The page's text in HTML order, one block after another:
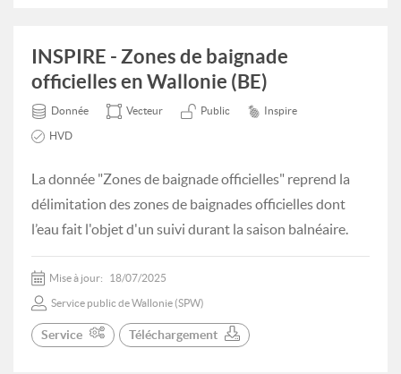
INSPIRE - Zones de baignade
officielles en Wallonie (BE)
Donnée Vecteur Public Inspire
HVD
La donnée "Zones de baignade officielles" reprend la
délimitation des zones de baignades officielles dont
l’eau fait l'objet d'un suivi durant la saison balnéaire.
Mise à jour: 18/07/2025
Service public de Wallonie (SPW)
Service Téléchargement